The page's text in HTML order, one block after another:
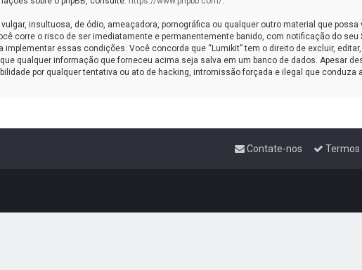
insultuosa, de ódio, ameaçadora, pornográfica ou qualquer outro material que
corre o risco de ser imediatamente e permanentemente banido, com notificação do
essas condições. Você concorda que “Lumikit” tem o direito de excluir,
qualquer informação que forneceu acima seja salva em um banco de dados. Apesar
por qualquer tentativa ou ato de hacking, intromissão forçada e ilegal que conduza
Termos
Contate-nos